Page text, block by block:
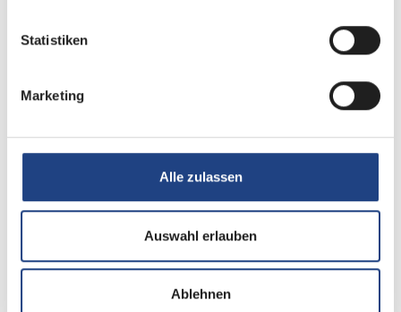
Statistiken
Marketing
Alle zulassen
Auswahl erlauben
Ablehnen
Beschreibung
Wir bieten Ihnen einen den neuen